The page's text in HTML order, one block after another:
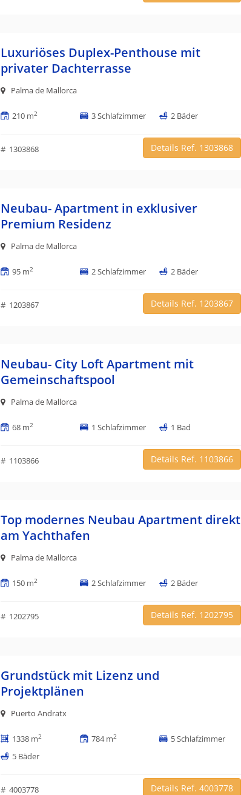
Luxuriöses Duplex-Penthouse mit
privater Dachterrasse
Palma de Mallorca
210 m2 3 Schlafzimmer 2 Bäder
# 1303868 Details Ref. 1303868
Neubau- Apartment in exklusiver
Premium Residenz
Palma de Mallorca
95 m2 2 Schlafzimmer 2 Bäder
# 1203867 Details Ref. 1203867
Neubau- City Loft Apartment mit
Gemeinschaftspool
Palma de Mallorca
68 m2 1 Schlafzimmer 1 Bad
# 1103866 Details Ref. 1103866
Top modernes Neubau Apartment direkt
am Yachthafen
Palma de Mallorca
150 m2 2 Schlafzimmer 2 Bäder
# 1202795 Details Ref. 1202795
Grundstück mit Lizenz und
Projektplänen
Puerto Andratx
1338 m2 784 m2
5 Schlafzimmer
5 Bäder
# 4003778 Details Ref. 4003778